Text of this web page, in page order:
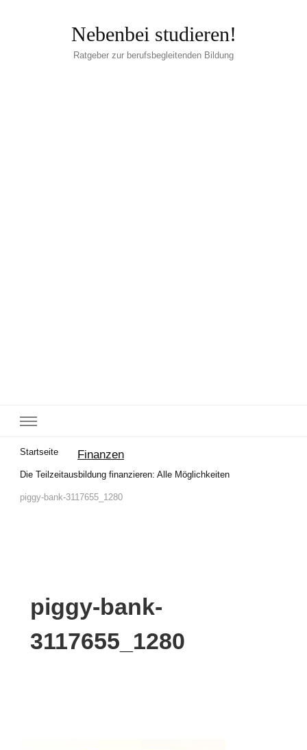
Nebenbei studieren!
Ratgeber zur berufsbegleitenden Bildung
Startseite Finanzen
Die Teilzeitausbildung finanzieren: Alle Möglichkeiten
piggy-bank-3117655_1280
piggy-bank-
3117655_1280